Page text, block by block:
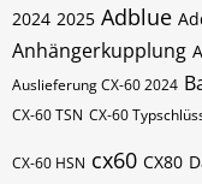
2024 2025 Adblue
Anhängerkupplung
Auslieferung CX-60 2024
CX-60​​​​ TSN CX-60​​​​
CX-60​​​​​ HSN cx60 CX80